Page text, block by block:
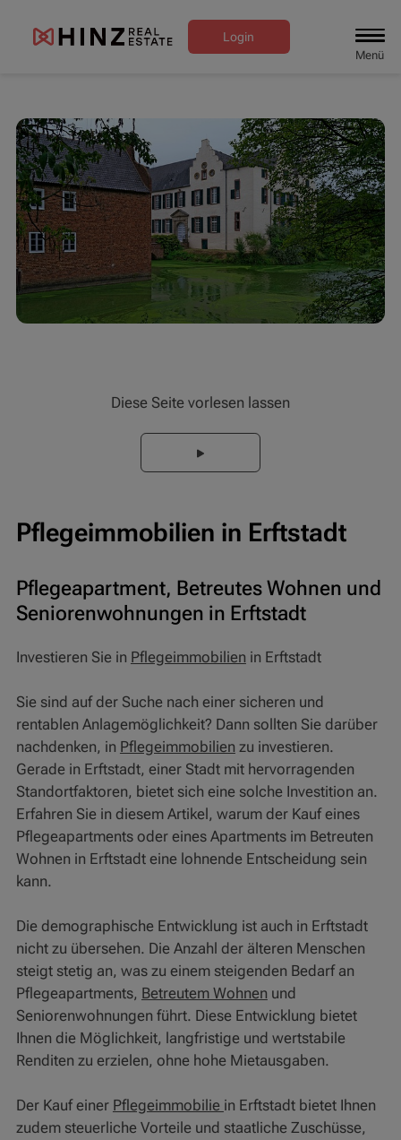
Login
Diese Seite vorlesen lassen
Pflegeimmobilien in Erftstadt
Pflegeapartment, Betreutes Wohnen und
Seniorenwohnungen in Erftstadt
Investieren Sie in Pflegeimmobilien in Erftstadt
Sie sind auf der Suche nach einer sicheren und
rentablen Anlagemöglichkeit? Dann sollten Sie darüber
nachdenken, in Pflegeimmobilien zu investieren.
Gerade in Erftstadt, einer Stadt mit hervorragenden
Standortfaktoren, bietet sich eine solche Investition an.
Erfahren Sie in diesem Artikel, warum der Kauf eines
Pflegeapartments oder eines Apartments im Betreuten
Wohnen in Erftstadt eine lohnende Entscheidung sein
kann.
Die demographische Entwicklung ist auch in Erftstadt
nicht zu übersehen. Die Anzahl der älteren Menschen
steigt stetig an, was zu einem steigenden Bedarf an
Pflegeapartments, Betreutem Wohnen und
Seniorenwohnungen führt. Diese Entwicklung bietet
Ihnen die Möglichkeit, langfristige und wertstabile
Renditen zu erzielen, ohne hohe Mietausgaben.
Der Kauf einer Pflegeimmobilie in Erftstadt bietet Ihnen
zudem steuerliche Vorteile und staatliche Zuschüsse,